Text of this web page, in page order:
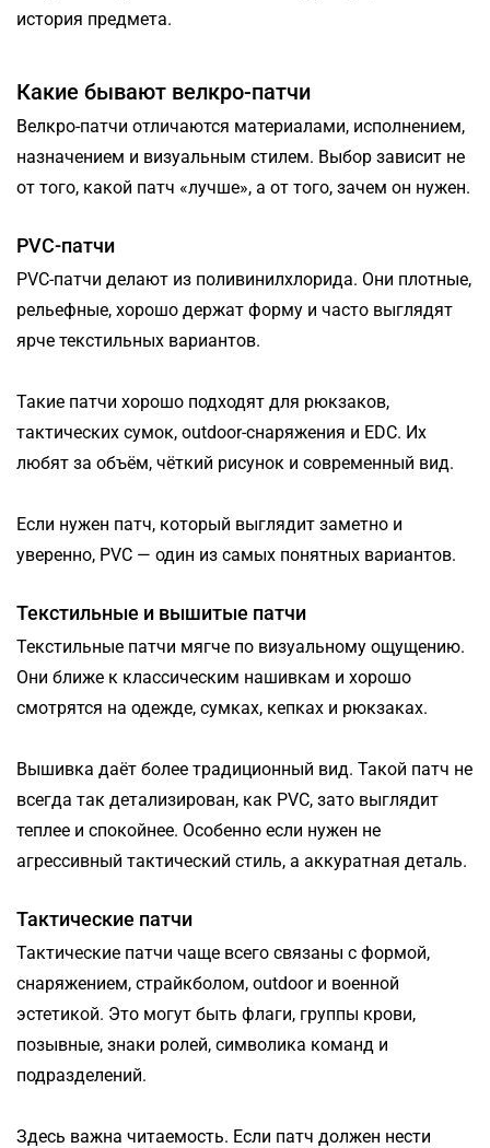
история предмета.
Какие бывают велкро-патчи
Велкро-патчи отличаются материалами, исполнением,
назначением и визуальным стилем. Выбор зависит не
от того, какой патч «лучше», а от того, зачем он нужен.
PVC-патчи
PVC-патчи делают из поливинилхлорида. Они плотные,
рельефные, хорошо держат форму и часто выглядят
ярче текстильных вариантов.
Такие патчи хорошо подходят для рюкзаков,
тактических сумок, outdoor-снаряжения и EDC. Их
любят за объём, чёткий рисунок и современный вид.
Если нужен патч, который выглядит заметно и
уверенно, PVC — один из самых понятных вариантов.
Текстильные и вышитые патчи
Текстильные патчи мягче по визуальному ощущению.
Они ближе к классическим нашивкам и хорошо
смотрятся на одежде, сумках, кепках и рюкзаках.
Вышивка даёт более традиционный вид. Такой патч не
всегда так детализирован, как PVC, зато выглядит
теплее и спокойнее. Особенно если нужен не
агрессивный тактический стиль, а аккуратная деталь.
Тактические патчи
Тактические патчи чаще всего связаны с формой,
снаряжением, страйкболом, outdoor и военной
эстетикой. Это могут быть флаги, группы крови,
позывные, знаки ролей, символика команд и
подразделений.
Здесь важна читаемость. Если патч должен нести